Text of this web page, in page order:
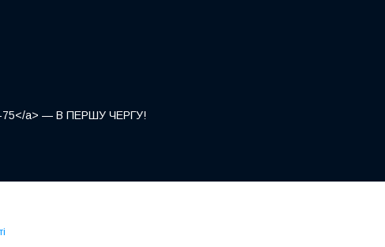
75</a> — В ПЕРШУ ЧЕРГУ!